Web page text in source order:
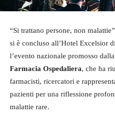
“Si trattano persone, non
si è concluso all’Hotel Excelsior
l’evento nazionale promosso dalla
Farmacia Ospedaliera, che ha
farmacisti, ricercatori e
pazienti per una riflessione
malattie rare.